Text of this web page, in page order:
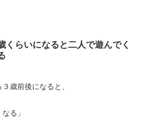
くらいになると二人で遊んでく
歳前後になると、
る」